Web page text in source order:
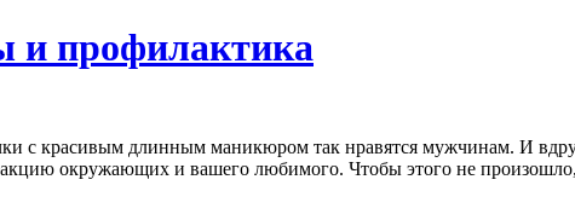
и профилактика
с красивым длинным маникюром так нравятся мужчинам. И
окружающих и вашего любимого. Чтобы этого не